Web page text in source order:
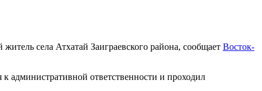
села Атхатай Заиграевского района, сообщает Восток-
административной ответственности и проходил